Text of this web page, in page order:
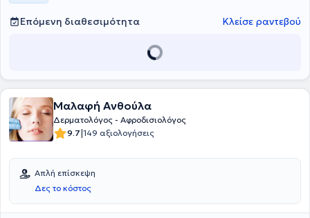
και πληθώρα αισθητικών θεραπειών με γνώμονα τις
Επόμενη διαθεσιμότητα Κλείσε ραντεβού
Μαλαφή Ανθούλα
Δερματολόγος - Αφροδισιολόγος
9.7|149 αξιολογήσεις
Απλή επίσκεψη
Δες το κόστος